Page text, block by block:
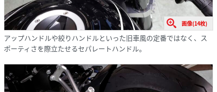
画像(14枚)
アップハンドルや絞りハンドルといった旧車風の定番ではなく、ス
ポーティさを際立たせるセパレートハンドル。